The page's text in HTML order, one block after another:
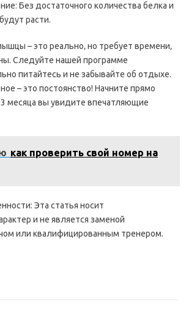
Без достаточного количества белка и
расти.
– это реально‚ но требует времени‚
Следуйте нашей программе
питайтесь и не забывайте об отдыхе.
– это постоянство! Начните прямо
3 месяца вы увидите впечатляющие
как проверить свой номер на
Эта статья носит
и не является заменой
или квалифицированным тренером.